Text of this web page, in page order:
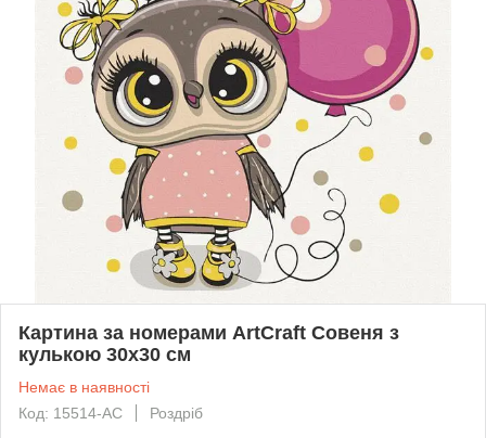
Картина за номерами ArtCraft Совеня з
кулькою 30х30 см
Немає в наявності
Код: 15514-AC
Роздріб